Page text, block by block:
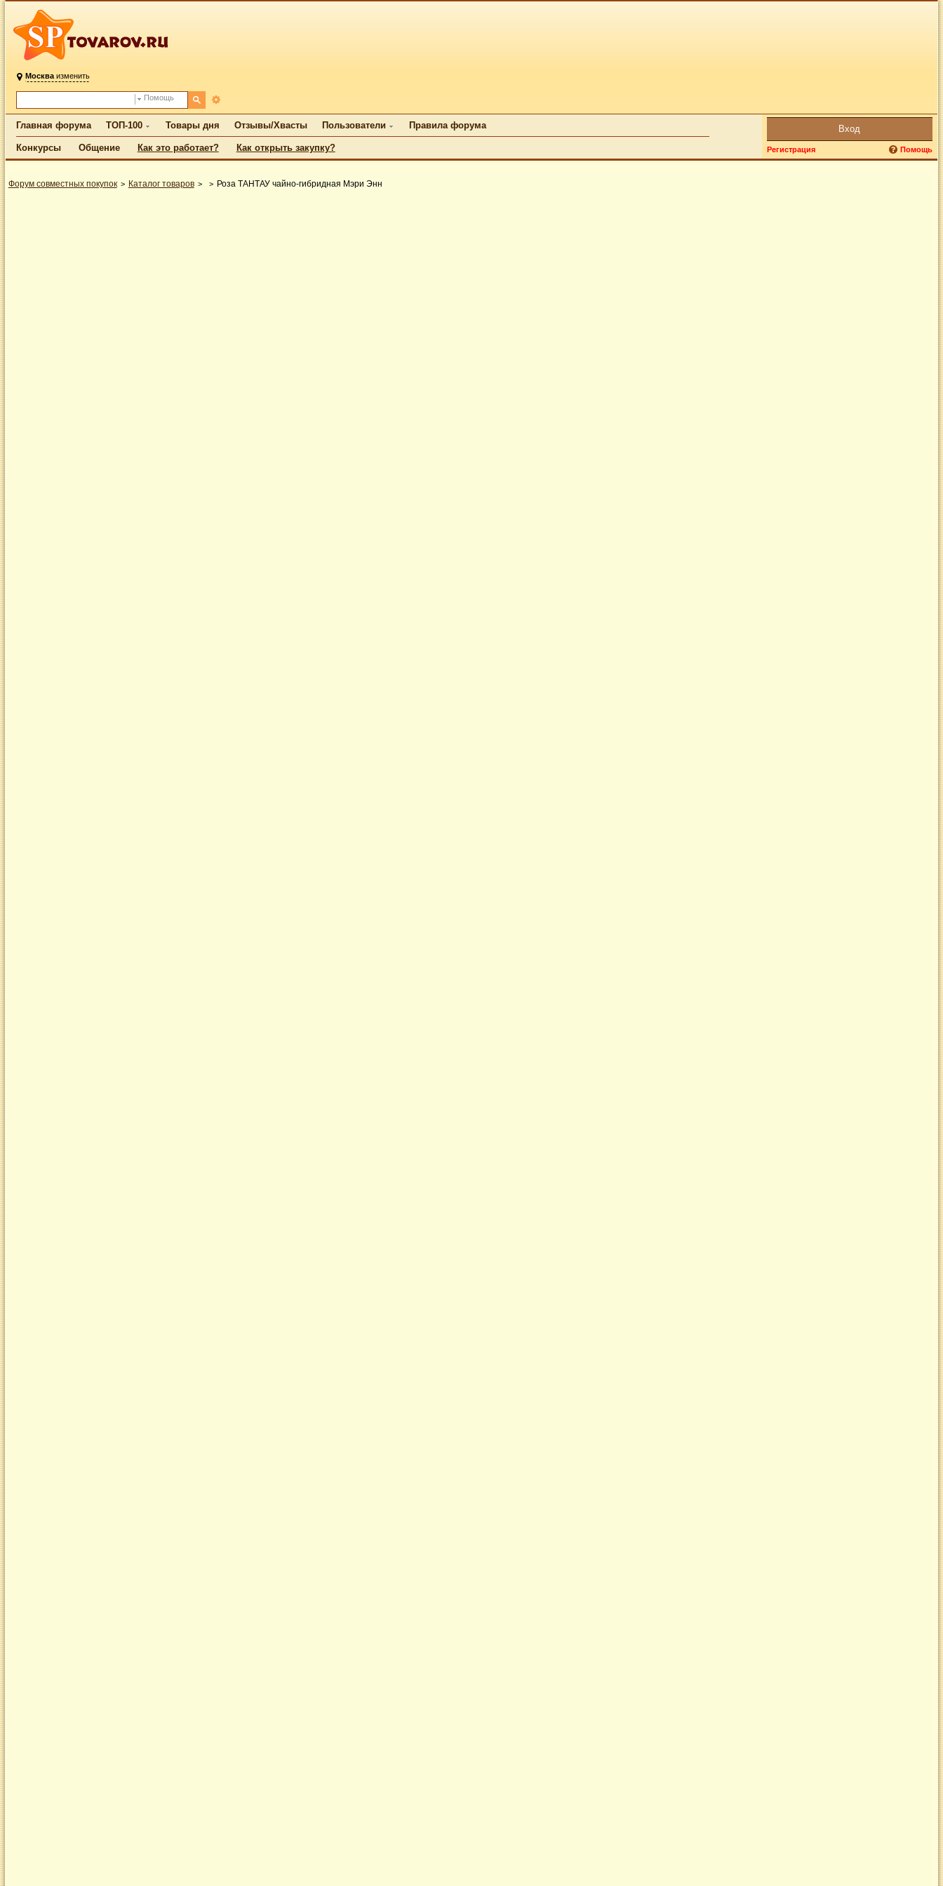
Москваизменить
Помощь
Главная форума ТОП-100 Товары дня Отзывы/Хвасты Пользователи Правила форума
Конкурсы Общение Как это работает? Как открыть закупку?
Вход
Регистрация Помощь
Форум совместных покупок Каталог товаров Роза ТАНТАУ чайно-гибридная Мэри Энн